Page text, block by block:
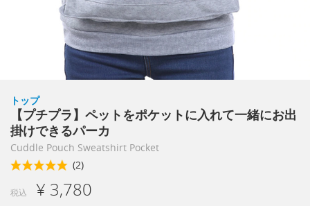
トップ
【プチプラ】ペットをポケットに入れて一緒にお出
掛けできるパーカ
Cuddle Pouch Sweatshirt Pocket
(2)
税込 ¥ 3,780